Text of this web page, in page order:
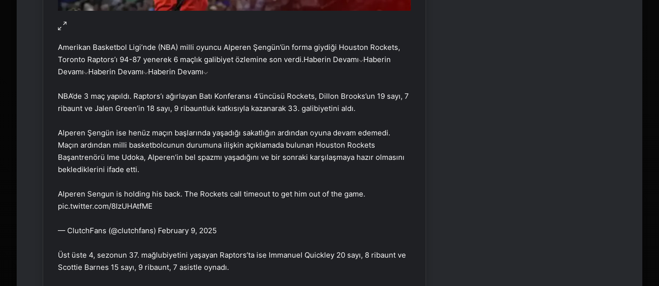
Amerikan Basketbol Ligi’nde (NBA) milli oyuncu Alperen Şengün’ün forma giydiği Houston Rockets,
Toronto Raptors’ı 94-87 yenerek 6 maçlık galibiyet özlemine son verdi.Haberin Devamı Haberin
Devamı Haberin Devamı Haberin Devamı
NBA’de 3 maç yapıldı. Raptors’ı ağırlayan Batı Konferansı 4’üncüsü Rockets, Dillon Brooks’un 19 sayı, 7
ribaunt ve Jalen Green’in 18 sayı, 9 ribauntluk katkısıyla kazanarak 33. galibiyetini aldı.
Alperen Şengün ise henüz maçın başlarında yaşadığı sakatlığın ardından oyuna devam edemedi.
Maçın ardından milli basketbolcunun durumuna ilişkin açıklamada bulunan Houston Rockets
Başantrenörü Ime Udoka, Alperen’in bel spazmı yaşadığını ve bir sonraki karşılaşmaya hazır olmasını
beklediklerini ifade etti.
Alperen Sengun is holding his back. The Rockets call timeout to get him out of the game.
pic.twitter.com/8IzUHAtfME
— ClutchFans (@clutchfans) February 9, 2025
Üst üste 4, sezonun 37. mağlubiyetini yaşayan Raptors’ta ise Immanuel Quickley 20 sayı, 8 ribaunt ve
Scottie Barnes 15 sayı, 9 ribaunt, 7 asistle oynadı.